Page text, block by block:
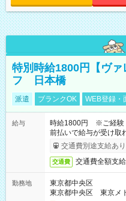
特別時給1800円【ヴ
フ 日本橋
派遣 ブランクOK WEB登録・
給与
時給1800円 ※ご経験
前払いで給与が受け取
交通費別途支給あり
交通費 交通費全額支給
勤務地
東京都中央区
東京都中央区 東京メ